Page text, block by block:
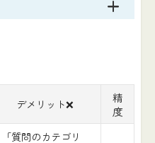
デメリット❌
精
度
「質問のカテゴリ